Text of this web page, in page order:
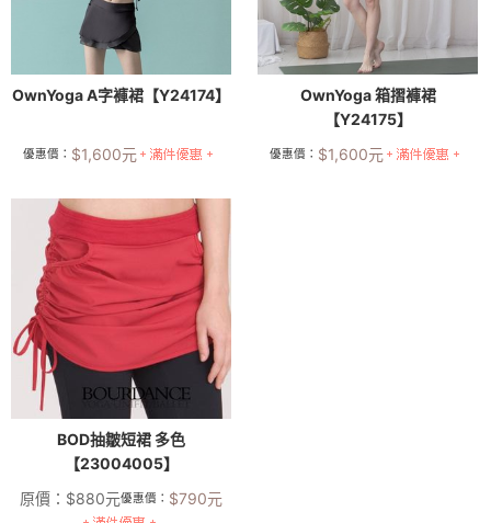
OwnYoga A字褲裙【Y24174】
優惠價： $1,600元
OwnYoga 箱摺褲裙
【Y24175】
優惠價： $1,600元
BOD抽皺短裙 多色
【23004005】
原價： $880元優惠價： $790元